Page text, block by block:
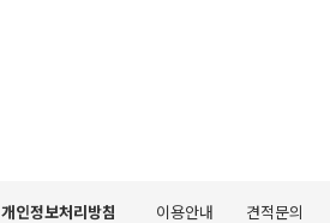
개인정보처리방침 이용안내 견적문의